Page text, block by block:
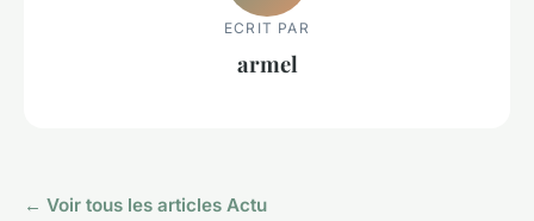
ECRIT PAR
armel
← Voir tous les articles Actu